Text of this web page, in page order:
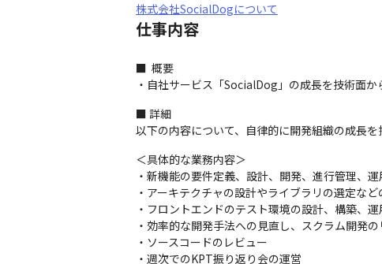
株式会社SocialDogについて
仕事内容
■  概要
・自社サービス「SocialDog」の成長を技術面か
■ 詳細
以下の内容について、自律的に開発組織の成長を
＜具体的な業務内容＞
・新機能の要件定義、設計、開発、進行管理、運
・アーキテクチャの設計やライブラリの選定な
・フロントエンドのテスト環境の設計、構築、運
・効率的な開発手法への見直し、スクラム開発の
・ソースコードのレビュー
・週次でのKPT振り返り会の運営